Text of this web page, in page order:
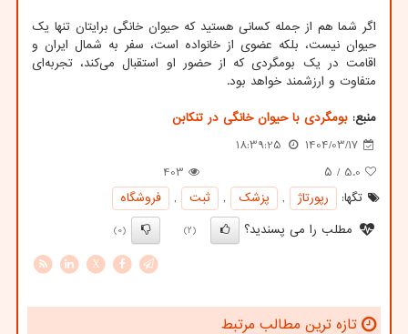
اگر شما هم از جمله کسانی هستید که حیوان خانگی برایتان تنها یک
حیوان نیست، بلکه عضوی از خانواده است، سفر به شمال ایران و
اقامت در یک بومگردی که از حضور او استقبال می‌کند، تجربه‌ای
متفاوت و ارزشمند خواهد بود.
منبع: بومگردی با حیوان خانگی در تنکابن
1404/03/17
18:39:25
5.0 / ۵
403
تگها:
رپورتاژ , پزشك , ثبت ,
فروشگاه
مطلب را می پسندید؟
(2)
(0)
X
تازه ترین مطالب مرتبط